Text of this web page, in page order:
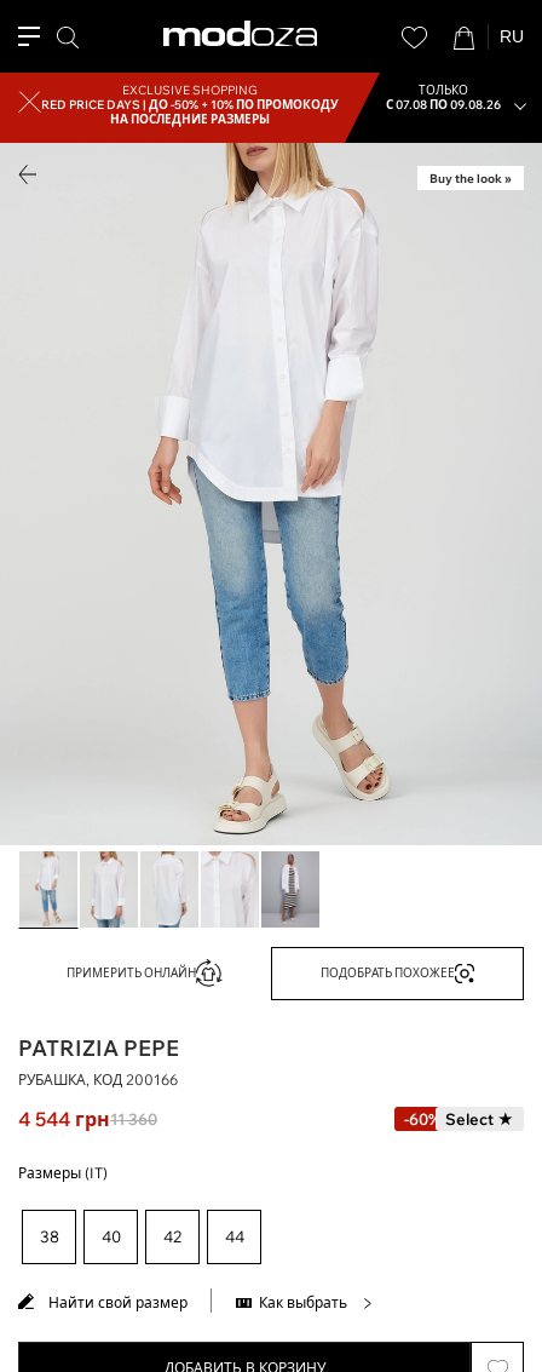
RU
EXCLUSIVE SHOPPING
RED PRICE DAYS |ДО -50% + 10% ПО ПРОМОКОДУ
НА ПОСЛЕДНИЕ РАЗМЕРЫ
ТОЛЬКО
С 07.08 ПО 09.08.26
Buy the look »
ПРИМЕРИТЬ ОНЛАЙН ПОДОБРАТЬ ПОХОЖЕЕ
PATRIZIA PEPE
РУБАШКА, КОД 200166
4 544 грн11 360 -60% Select ★
Размеры (IT)
38 40 42 44
Найти свой размер Как выбрать
ДОБАВИТЬ В КОРЗИНУ